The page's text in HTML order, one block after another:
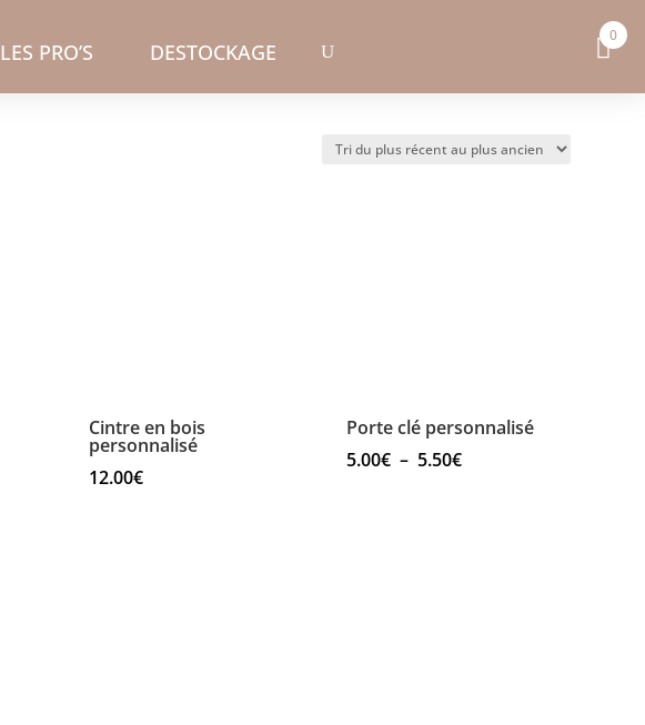
LES PRO’S DESTOCKAGE
0
Cintre en bois
personnalisé
12.00€
Porte clé personnalisé
5.00€ – 5.50€Plage